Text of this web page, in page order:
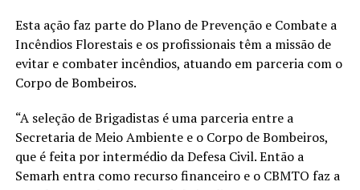
Esta ação faz parte do Plano de Prevenção e Combate a
Incêndios Florestais e os profissionais têm a missão de
evitar e combater incêndios, atuando em parceria com o
Corpo de Bombeiros.
“A seleção de Brigadistas é uma parceria entre a
Secretaria de Meio Ambiente e o Corpo de Bombeiros,
que é feita por intermédio da Defesa Civil. Então a
Semarh entra como recurso financeiro e o CBMTO faz a